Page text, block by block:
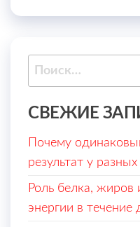
Найти:
СВЕЖИЕ
Почему
результат у
Роль белка,
энергии в течение